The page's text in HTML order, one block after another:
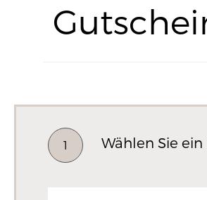
1 Wählen Sie ein